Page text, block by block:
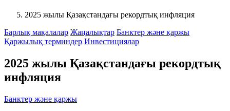
2025 жылы Қазақстандағы рекордтық инфляция
Барлық мақалалар Жаңалықтар Банктер және қаржы
Қаржылық терминдер Инвестициялар
2025 жылы Қазақстандағы рекордтық
инфляция
Банктер және қаржы